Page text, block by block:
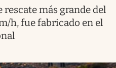
rescate más grande del
h, fue fabricado en el